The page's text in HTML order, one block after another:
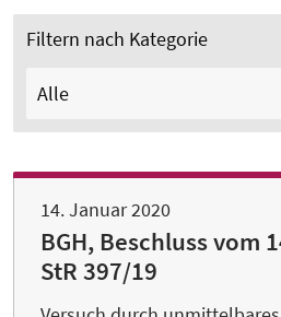
Filtern nach Kategorie
Alle
14. Januar 2020
BGH, Beschluss vom
StR 397/19